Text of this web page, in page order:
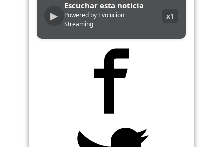
▶
Escuchar esta noticia
Powered by Evolucion
Streaming
x1